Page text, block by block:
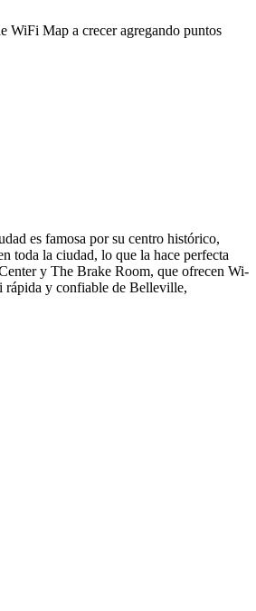
WiFi Map a crecer agregando puntos
es famosa por su centro histórico,
toda la ciudad, lo que la hace perfecta
y The Brake Room, que ofrecen Wi-
rápida y confiable de Belleville,